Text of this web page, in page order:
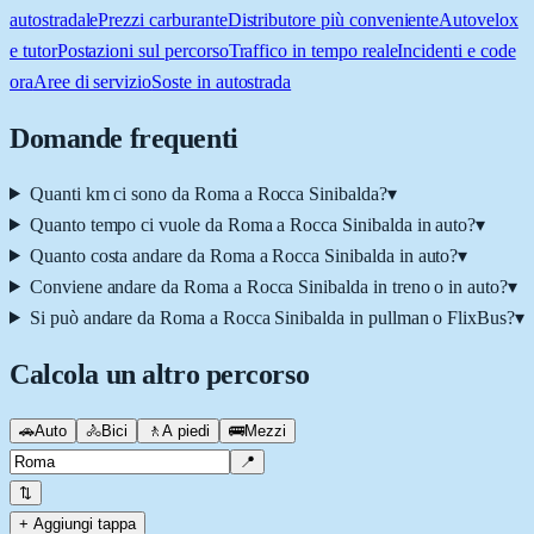
autostradalePrezzi carburanteDistributore più convenienteAutovelox
e tutorPostazioni sul percorsoTraffico in tempo realeIncidenti e code
oraAree di servizioSoste in autostrada
Domande frequenti
Quanti km ci sono da Roma a Rocca Sinibalda?▾
Quanto tempo ci vuole da Roma a Rocca Sinibalda in auto?▾
Quanto costa andare da Roma a Rocca Sinibalda in auto?▾
Conviene andare da Roma a Rocca Sinibalda in treno o in auto?▾
Si può andare da Roma a Rocca Sinibalda in pullman o FlixBus?▾
Calcola un altro percorso
🚗Auto 🚴Bici 🚶 A piedi 🚌Mezzi
📍
⇅
+ Aggiungi tappa